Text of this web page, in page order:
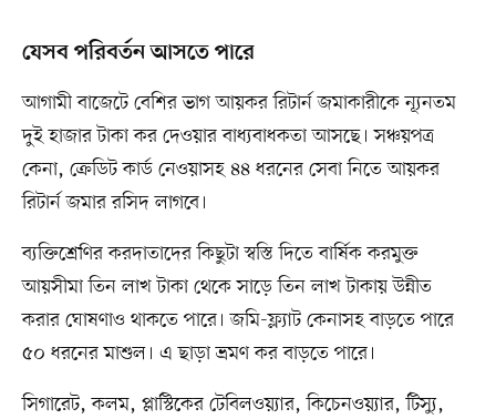
যেসব পরিবর্তন আসতে পারে
আগামী বাজেটে বেশির ভাগ আয়কর রিটার্ন জমাকারীকে ন্যূনতম
দুই হাজার টাকা কর দেওয়ার বাধ্যবাধকতা আসছে। সঞ্চয়পত্র
কেনা, ক্রেডিট কার্ড নেওয়াসহ ৪৪ ধরনের সেবা নিতে আয়কর
রিটার্ন জমার রসিদ লাগবে।
ব্যক্তিশ্রেণির করদাতাদের কিছুটা স্বস্তি দিতে বার্ষিক করমুক্ত
আয়সীমা তিন লাখ টাকা থেকে সাড়ে তিন লাখ টাকায় উন্নীত
করার ঘোষণাও থাকতে পারে। জমি-ফ্ল্যাট কেনাসহ বাড়তে পারে
৫০ ধরনের মাশুল। এ ছাড়া ভ্রমণ কর বাড়তে পারে।
সিগারেট, কলম, প্লাস্টিকের টেবিলওয়্যার, কিচেনওয়্যার, টিস্যু,